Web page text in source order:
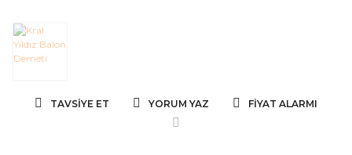
TAVSIYE ET YORUM YAZ FIYAT ALARMI